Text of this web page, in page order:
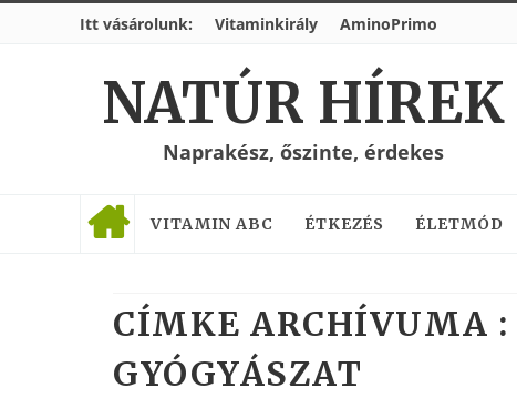
Itt vásárolunk: Vitaminkirály AminoPrimo
NATÚR HÍREK
Naprakész, őszinte, érdekes
VITAMIN ABC ÉTKEZÉS ÉLETMÓD
CÍMKE ARCHÍVUMA :
GYÓGYÁSZAT